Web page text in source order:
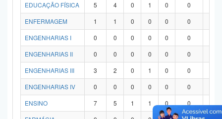
EDUCAÇÃO FÍSICA
5 4 0 1 0 0
ENFERMAGEM
1 1 0 0 0 0
ENGENHARIAS I
0 0 0 0 0 0
ENGENHARIAS II
0 0 0 0 0 0
ENGENHARIAS III
3 2 0 1 0 0
ENGENHARIAS IV
0 0 0 0 0 0
ENSINO
7 5 1 1 0 0